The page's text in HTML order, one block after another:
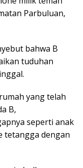
Parbuluan,
bahwa B
tuduhan
yang telah
B,
seperti anak
tetangga dengan